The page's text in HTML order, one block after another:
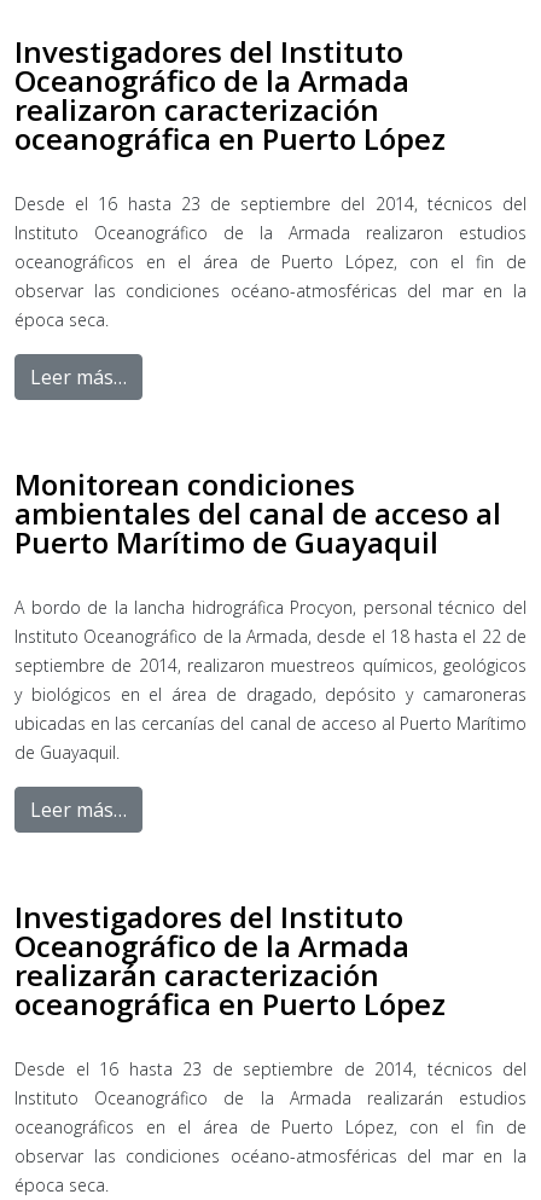
Investigadores del Instituto
Oceanográfico de la Armada
realizaron caracterización
oceanográfica en Puerto López
Desde el 16 hasta 23 de septiembre del 2014, técnicos del
Instituto Oceanográfico de la Armada realizaron estudios
oceanográficos en el área de Puerto López, con el fin de
observar las condiciones océano-atmosféricas del mar en la
época seca.
Leer más…
Monitorean condiciones
ambientales del canal de acceso al
Puerto Marítimo de Guayaquil
A bordo de la lancha hidrográfica Procyon, personal técnico del
Instituto Oceanográfico de la Armada, desde el 18 hasta el 22 de
septiembre de 2014, realizaron muestreos químicos, geológicos
y biológicos en el área de dragado, depósito y camaroneras
ubicadas en las cercanías del canal de acceso al Puerto Marítimo
de Guayaquil.
Leer más…
Investigadores del Instituto
Oceanográfico de la Armada
realizarán caracterización
oceanográfica en Puerto López
Desde el 16 hasta 23 de septiembre de 2014, técnicos del
Instituto Oceanográfico de la Armada realizarán estudios
oceanográficos en el área de Puerto López, con el fin de
observar las condiciones océano-atmosféricas del mar en la
época seca.